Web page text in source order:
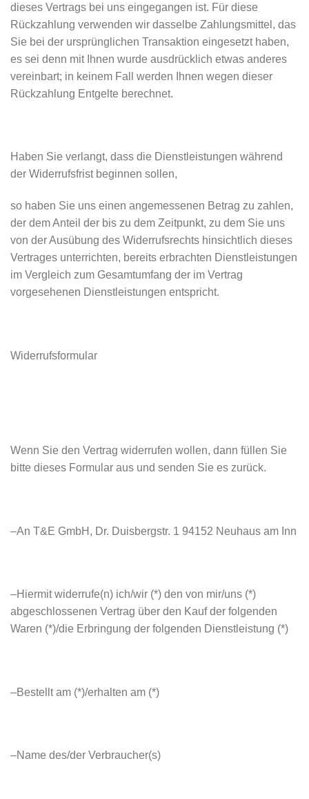
dieses Vertrags bei uns eingegangen ist. Für diese
Rückzahlung verwenden wir dasselbe Zahlungsmittel, das
Sie bei der ursprünglichen Transaktion eingesetzt haben,
es sei denn mit Ihnen wurde ausdrücklich etwas anderes
vereinbart; in keinem Fall werden Ihnen wegen dieser
Rückzahlung Entgelte berechnet.
Haben Sie verlangt, dass die Dienstleistungen während
der Widerrufsfrist beginnen sollen,
so haben Sie uns einen angemessenen Betrag zu zahlen,
der dem Anteil der bis zu dem Zeitpunkt, zu dem Sie uns
von der Ausübung des Widerrufsrechts hinsichtlich dieses
Vertrages unterrichten, bereits erbrachten Dienstleistungen
im Vergleich zum Gesamtumfang der im Vertrag
vorgesehenen Dienstleistungen entspricht.
Widerrufsformular
Wenn Sie den Vertrag widerrufen wollen, dann füllen Sie
bitte dieses Formular aus und senden Sie es zurück.
–An T&E GmbH, Dr. Duisbergstr. 1 94152 Neuhaus am Inn
–Hiermit widerrufe(n) ich/wir (*) den von mir/uns (*)
abgeschlossenen Vertrag über den Kauf der folgenden
Waren (*)/die Erbringung der folgenden Dienstleistung (*)
–Bestellt am (*)/erhalten am (*)
–Name des/der Verbraucher(s)